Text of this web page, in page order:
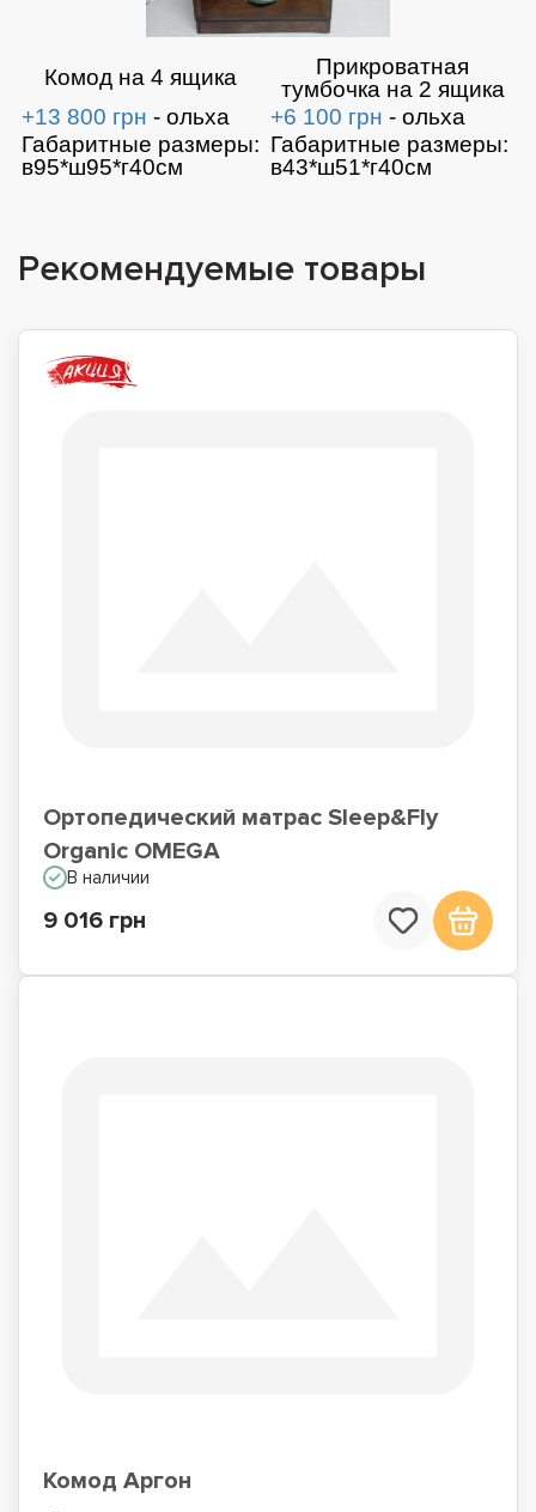
Комод на 4 ящика
Прикроватная
тумбочка на 2 ящика
+13 800 грн - ольха +6 100 грн - ольха
Габаритные размеры:
в95*ш95*г40см
Габаритные размеры:
в43*ш51*г40см
Рекомендуемые товары
Ортопедический матрас Sleep&Fly
Organic OMEGA
В наличии
9 016 грн
Комод Аргон